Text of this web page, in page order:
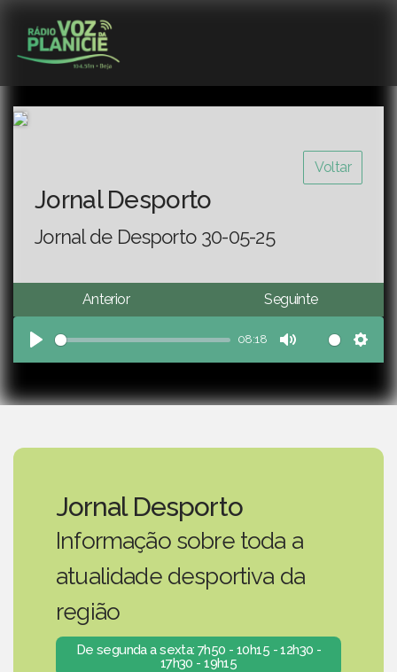
Voltar
Jornal Desporto
Jornal de Desporto 30-05-25
Anterior Seguinte
Play
08:18
Mute
Jornal Desporto
Informação sobre toda a
atualidade desportiva da
região
De segunda a sexta: 7h50 - 10h15 - 12h30 -
17h30 - 19h15